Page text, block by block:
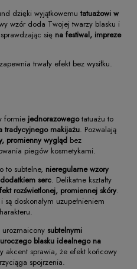
dzięki wyjątkowemu tatuażowi w
wzór doda Twojej twarzy blasku i
się na festiwal, impreze
zapewnia trwały efekt bez wysiłku.
formie jednorazowegotatuażu to
tradycyjnego makijażu. Pozwalają
promienny wygląd bez
piegów kosmetykami.
to subtelne, nieregularne wzory
serc. Delikatne kształty
rozświetlonej, promiennej skóry.
doskonałym uzupełnieniem
urozmaicony subtelnymi
uroczego blasku idealnego na
akcent sprawia, że efekt końcowy
spojrzenia.